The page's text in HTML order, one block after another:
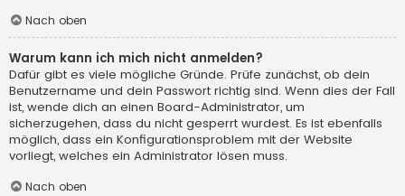
Nach oben
Warum kann ich mich nicht anmelden?
Dafür gibt es viele mögliche Gründe. Prüfe zunächst, ob dein
Benutzername und dein Passwort richtig sind. Wenn dies der Fall
ist, wende dich an einen Board-Administrator, um
sicherzugehen, dass du nicht gesperrt wurdest. Es ist ebenfalls
möglich, dass ein Konfigurationsproblem mit der Website
vorliegt, welches ein Administrator lösen muss.
Nach oben